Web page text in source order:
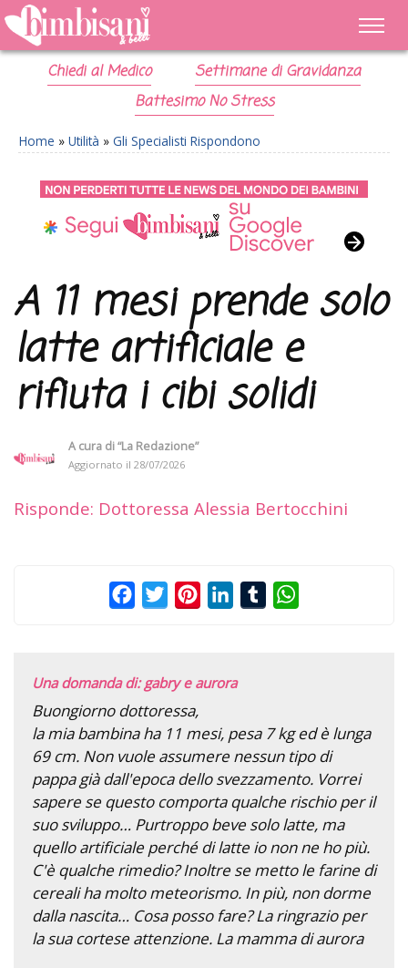
Chiedi al Medico
Settimane di Gravidanza
Battesimo No Stress
Home » Utilità » Gli Specialisti Rispondono
A 11 mesi prende solo
latte artificiale e
rifiuta i cibi solidi
A cura di“La Redazione”
Aggiornato il 28/07/2026
Risponde: Dottoressa Alessia Bertocchini
FacebookTwitterPinterestLinkedInTumblr
Una domanda di: gabry e aurora
Buongiorno dottoressa,
la mia bambina ha 11 mesi, pesa 7 kg ed è lunga
69 cm. Non vuole assumere nessun tipo di
pappa già dall'epoca dello svezzamento. Vorrei
sapere se questo comporta qualche rischio per il
suo sviluppo… Purtroppo beve solo latte, ma
quello artificiale perché di latte io non ne ho più.
C'è qualche rimedio? Inoltre se metto le farine di
cereali ha molto meteorismo. In più, non dorme
dalla nascita… Cosa posso fare? La ringrazio per
la sua cortese attenzione. La mamma di aurora